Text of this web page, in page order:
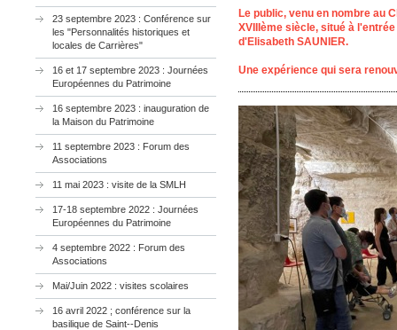
23 septembre 2023 : Conférence sur
les "Personnalités historiques et
locales de Carrières"
16 et 17 septembre 2023 : Journées
Européennes du Patrimoine
16 septembre 2023 : inauguration de
la Maison du Patrimoine
11 septembre 2023 : Forum des
Associations
11 mai 2023 : visite de la SMLH
17-18 septembre 2022 : Journées
Européennes du Patrimoine
4 septembre 2022 : Forum des
Associations
Mai/Juin 2022 : visites scolaires
16 avril 2022 ; conférence sur la
basilique de Saint--Denis
Le public, venu en nombre au
XVIIIème siècle, situé à
d'Elisabeth SAUNIER.
Une expérience qui sera